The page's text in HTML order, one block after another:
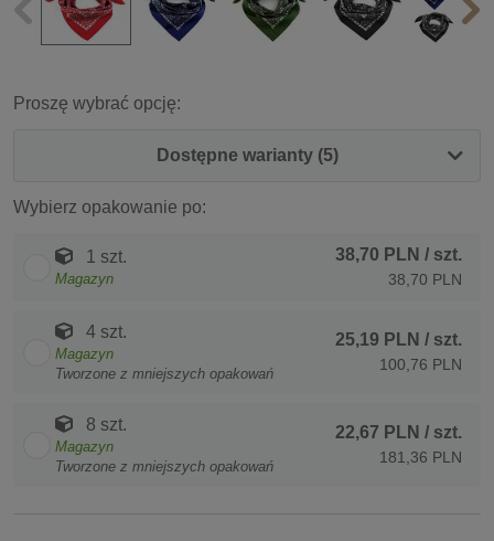
Proszę wybrać opcję:
Dostępne warianty (5)
Wybierz opakowanie po:
1 szt.
Magazyn
38,70 PLN / szt.
38,70 PLN
4 szt.
Magazyn
Tworzone z mniejszych opakowań
25,19 PLN / szt.
100,76 PLN
8 szt.
Magazyn
Tworzone z mniejszych opakowań
22,67 PLN / szt.
181,36 PLN